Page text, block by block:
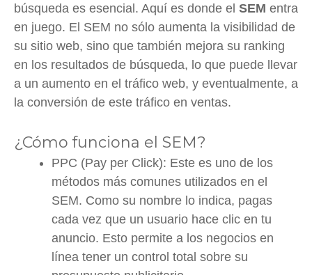
búsqueda es esencial. Aquí es donde el SEM entra
en juego. El SEM no sólo aumenta la visibilidad de
su sitio web, sino que también mejora su ranking
en los resultados de búsqueda, lo que puede llevar
a un aumento en el tráfico web, y eventualmente, a
la conversión de este tráfico en ventas.
¿Cómo funciona el SEM?
PPC (Pay per Click): Este es uno de los
métodos más comunes utilizados en el
SEM. Como su nombre lo indica, pagas
cada vez que un usuario hace clic en tu
anuncio. Esto permite a los negocios en
línea tener un control total sobre su